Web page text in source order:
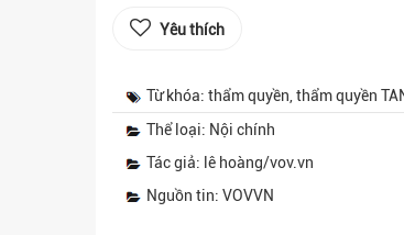
Yêu thích
Từ khóa: thẩm quyền, thẩm quyền
Thể loại: Nội chính
Tác giả: lê hoàng/vov.vn
Nguồn tin: VOVVN